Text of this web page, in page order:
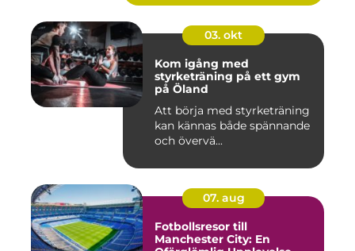
03. okt
Kom igång med
styrketräning på ett gym
på Öland
Att börja med styrketräning
kan kännas både spännande
och övervä...
07. aug
Fotbollsresor till
Manchester City: En